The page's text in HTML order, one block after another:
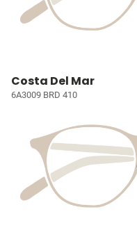
Costa Del Mar
6A3009 BRD 410